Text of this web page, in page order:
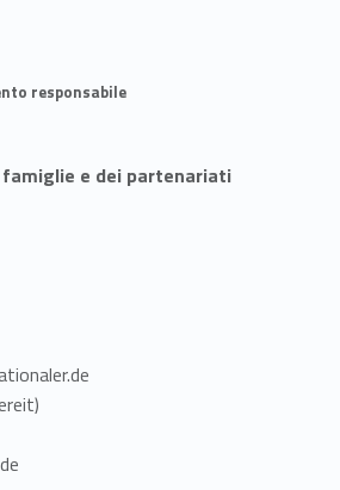
responsabile
e dei partenariati